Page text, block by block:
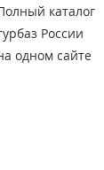
каталог
России
одном сайте